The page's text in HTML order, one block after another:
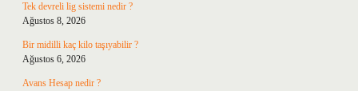
Tek devreli lig sistemi nedir ?
Ağustos 8, 2026
Bir midilli kaç kilo taşıyabilir ?
Ağustos 6, 2026
Avans Hesap nedir ?